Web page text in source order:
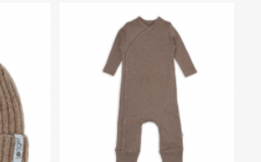
komplektējiet šīs čības ar Merino
and doesn't itch